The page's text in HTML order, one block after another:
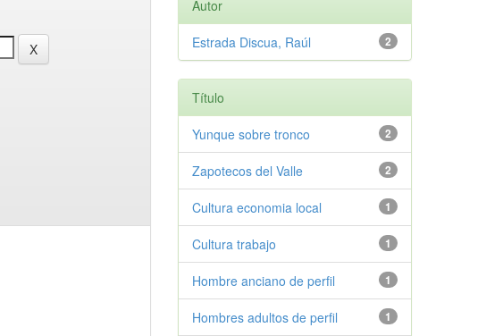
Autor
2
Estrada Discua, Raúl
Título
2
Yunque sobre tronco
2
Zapotecos del Valle
1
Cultura economia local
1
Cultura trabajo
1
Hombre anciano de perfil
1
Hombres adultos de perfil